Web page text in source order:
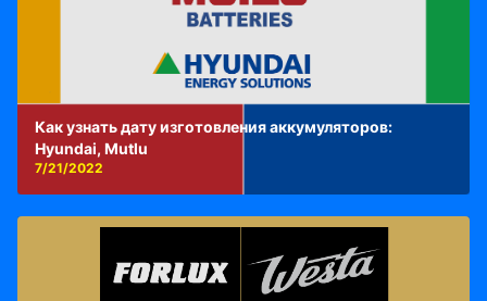
Как узнать дату изготовления аккумуляторов:
Hyundai, Mutlu
7/21/2022